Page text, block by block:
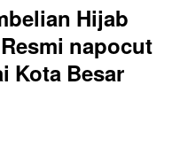
Hijab
napocut
Kota Besar